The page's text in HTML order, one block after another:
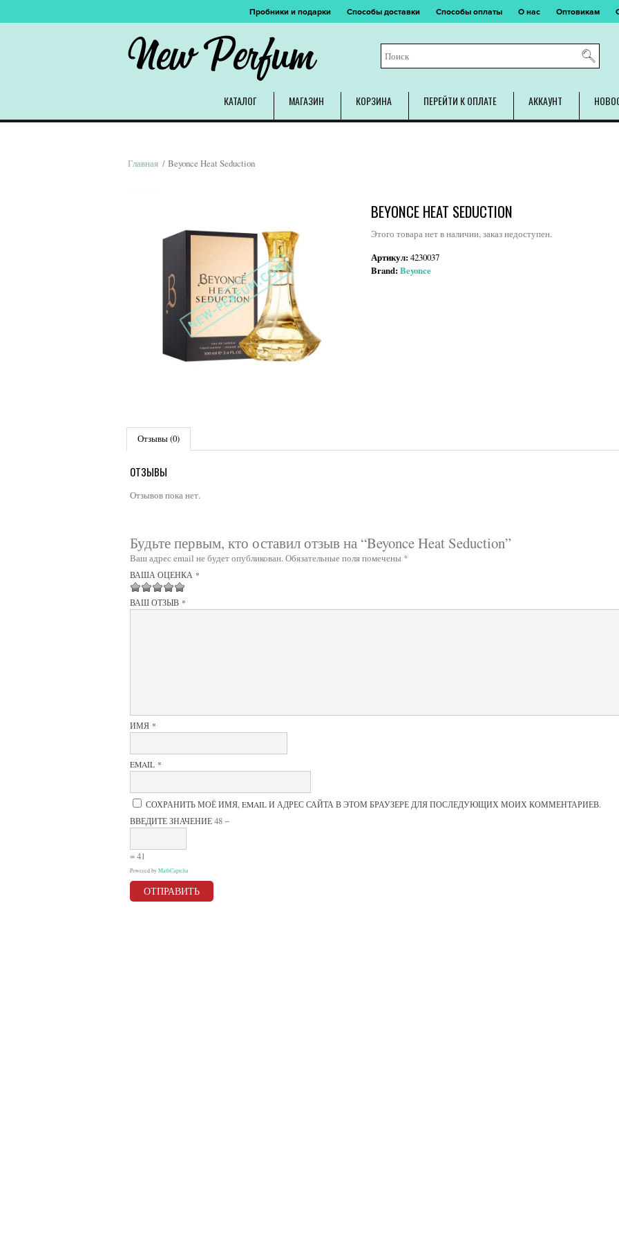
Пробники и подарки Способы доставки Способы оплаты О нас Оптовикам
New Perfum
КАТАЛОГ МАГАЗИН КОРЗИНА ПЕРЕЙТИ К ОПЛАТЕ АККАУНТ
Главная / Beyonce Heat Seduction
BEYONCE HEAT SEDUCTION
Этого товара нет в наличии, заказ недоступен.
Артикул:4230037
Brand:Beyonce
Отзывы (0)
ОТЗЫВЫ
Отзывов пока нет.
Будьте первым, кто оставил отзыв на “Beyonce Heat Seduction”
Ваш адрес email не будет опубликован.Обязательные поля помечены *
ВАША ОЦЕНКА *
1
из
2 из 5
звёзд
3 из 5
звёзд
4 из 5 звёзд
5 из 5 звёзд
ВАШ ОТЗЫВ *
ИМЯ *
EMAIL *
СОХРАНИТЬ МОЁ ИМЯ, EMAIL И АДРЕС САЙТА В ЭТОМ БРАУЗЕРЕ ДЛЯ ПОСЛЕДУЮЩИХ МОИХ КОММЕНТАРИЕВ.
ВВЕДИТЕ ЗНАЧЕНИЕ 48 −
= 41
Powered by MathCaptcha